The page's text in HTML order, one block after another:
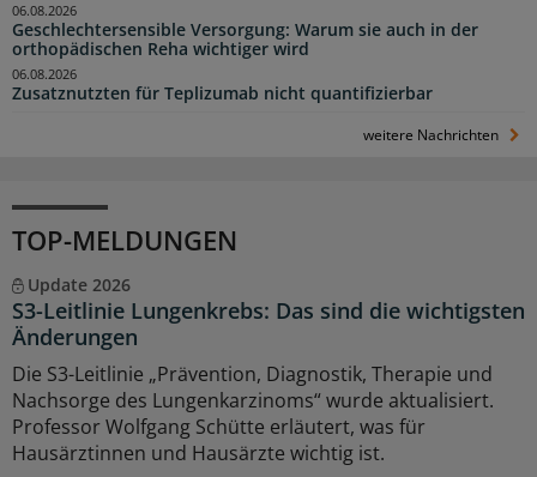
Geschlechtersensible Versorgung: Warum sie auch in der
orthopädischen Reha wichtiger wird
06.08.2026
Zusatznutzten für Teplizumab nicht quantifizierbar
06.08.2026
weitere Nachrichten
TOP-MELDUNGEN
Update 2026
S3-Leitlinie Lungenkrebs: Das sind die wichtigsten
Änderungen
Die S3-Leitlinie „Prävention, Diagnostik, Therapie und
Nachsorge des Lungenkarzinoms“ wurde aktualisiert.
Professor Wolfgang Schütte erläutert, was für
Hausärztinnen und Hausärzte wichtig ist.